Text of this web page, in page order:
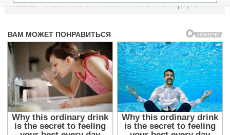
Главная Исполнители Исполнитель Елена Федорив